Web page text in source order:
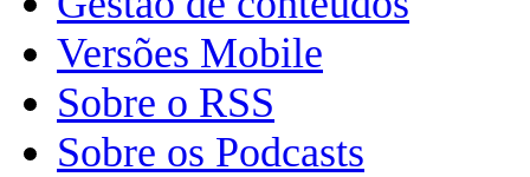
Versões Mobile
Sobre o RSS
Sobre os Podcasts